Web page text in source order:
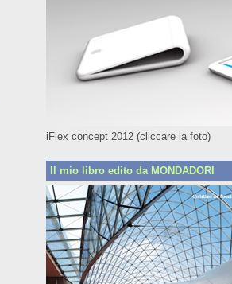
iFlex concept 2012 (cliccare la foto)
Il mio libro edito da MONDADORI